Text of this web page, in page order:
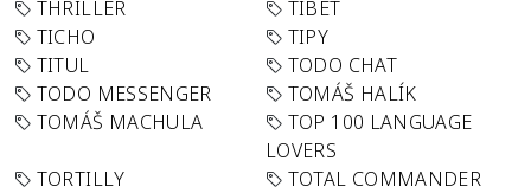
THRILLER
TIBET
TICHO
TIPY
TITUL
TODO CHAT
TODO MESSENGER
TOMÁŠ HALÍK
TOMÁŠ MACHULA
TOP 100 LANGUAGE
LOVERS
TORTILLY
TOTAL COMMANDER